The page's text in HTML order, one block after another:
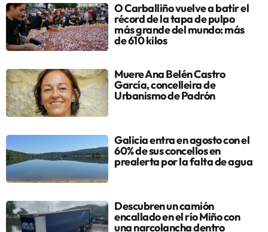
O Carballiño vuelve a batir el
récord de la tapa de pulpo
más grande del mundo: más
de 610 kilos
Muere Ana Belén Castro
García, concelleira de
Urbanismo de Padrón
Galicia entra en agosto con el
60% de sus concellos en
prealerta por la falta de agua
Descubren un camión
encallado en el río Miño con
una narcolancha dentro